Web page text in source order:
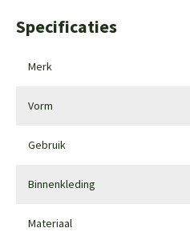
Specificaties
Merk
Vorm
Gebruik
Binnenkleding
Materiaal